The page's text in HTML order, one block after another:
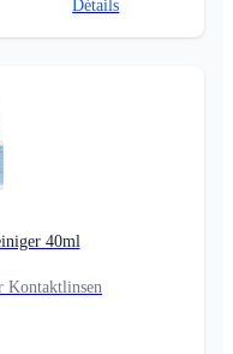
Détails
40ml
Kontaktlinsen